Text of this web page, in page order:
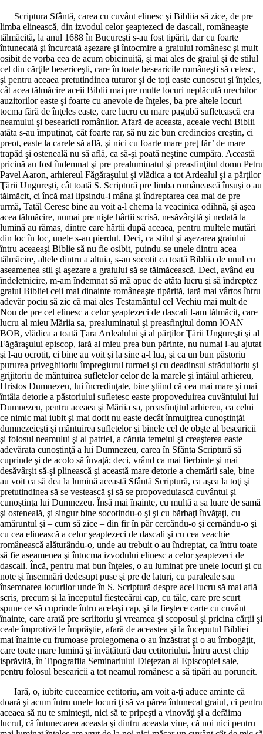
Scriptura Sfântă, carea cu cuvânt elinesc şi Bibliia să zice, de pre
limba elinească, din izvodul celor şeaptezeci de dascali, româneaşte
tălmăcită, la anul 1688 în Bucureşti s-au fost tipărit, dar cu foarte
întunecată şi încurcată aşezare şi întocmire a graiului românesc şi mult
osibit de vorba cea de acum obicinuită, şi mai ales de graiul şi de stilul
cel din cărţile besericeşti, care în toate besearicile româneşti să cetesc,
şi pentru aceaea pretutindinea tuturor şi de toţi easte cunoscut şi înţeles,
cât acea tălmăcire aceii Biblii mai pre multe locuri neplăcută urechilor
auzitorilor easte şi foarte cu anevoie de înţeles, ba pre altele locuri
tocma fără de înţeles easte, care lucru cu mare pagubă sufletească era
neamului şi besearicii românilor. Afară de aceasta, aceale vechi Biblii
atâta s-au împuţinat, cât foarte rar, să nu zic bun credincios creştin, ci
preot, easte la carele să află, şi nici cu foarte mare preţ făr’ de mare
trapăd şi osteneală nu să află, ca să-şi poată neştine cumpăra. Această
pricină au fost îndemnat şi pre prealuminatul şi preasfinţitul domn Petru
Pavel Aaron, arhiereul Făgăraşului şi vlădica a tot Ardealul şi a părţilor
Ţării Ungureşti, cât toată S. Scriptură pre limba românească însuşi o au
tălmăcit, ci încă mai lipsindu-i mâna şi îndreptarea cea mai de pre
urmă, Tatăl Ceresc bine au voit a-l chema la veacinica odihnă, şi aşea
acea tălmăcire, numai pre nişte hârtii scrisă, nesăvârşită şi nedată la
lumină au rămas, dintre care hârtii după aceaea, pentru multele mutări
din loc în loc, unele s-au pierdut. Deci, ca stilul şi aşezarea graiului
întru aceaeaşi Biblie să nu fie osibit, puindu-se unele dintru acea
tălmăcire, altele dintru a altuia, s-au socotit ca toată Bibliia de unul cu
aseamenea stil şi aşezare a graiului să se tălmăcească. Deci, având eu
îndeletnicire, m-am îndemnat să mă apuc de atâta lucru şi să îndreptez
graiul Bibliei ceii mai dinainte româneaşte tipărită, iară mai vârtos întru
adevăr pociu să zic că mai ales Testamântul cel Vechiu mai mult de
Nou de pre cel elinesc a celor şeaptezeci de dascali l-am tălmăcit, care
lucru al mieu Măriia sa, prealuminatul şi preasfinţitul domn IOAN
BOB, vlădica a toată Ţara Ardealului şi al părţilor Ţării Ungureşti şi al
Făgăraşului episcop, iară al mieu prea bun părinte, nu numai l-au ajutat
şi l-au ocrotit, ci bine au voit şi la sine a-l lua, şi ca un bun păstoriu
pururea priveghitoriu împregiurul turmei şi cu deadinsul străduitoriu şi
grijitoriu de mântuirea sufletelor celor de la marele şi întâiul arhiereu,
Hristos Dumnezeu, lui încredinţate, bine ştiind că cea mai mare şi mai
întâia detorie a păstoriului sufletesc easte propoveduirea cuvântului lui
Dumnezeu, pentru aceaea şi Măriia sa, preasfinţitul arhiereu, ca celui
ce nimic mai iubit şi mai dorit nu easte decât înmulţirea cunoştinţăi
dumnezeieşti şi mântuirea sufletelor şi binele cel de obşte al besearicii
şi folosul neamului şi al patriei, a căruia temeiul şi creaşterea easte
adevărata cunoştinţă a lui Dumnezeu, carea în Sfânta Scriptură să
cuprinde şi de acolo să învaţă; deci, vrând ca mai fierbinte şi mai
desăvârşit să-şi plinească şi această mare detorie a chemării sale, bine
au voit ca să dea la lumină această Sfântă Scriptură, ca aşea la toţi şi
pretutindinea să se vestească şi să se propoveduiască cuvântul şi
cunoştinţa lui Dumnezeu. Însă mai înainte, cu multă a sa luare de samă
şi osteneală, şi singur bine socotindu-o şi şi cu bărbaţi învăţaţi, cu
amăruntul şi – cum să zice – din fir în păr cercându-o şi cernându-o şi
cu cea elinească a celor şeaptezeci de dascali şi cu cea veachie
românească alăturându-o, unde au trebuit o au îndreptat, ca întru toate
să fie aseamenea şi întocma izvodului elinesc a celor şeaptezeci de
dascali. Încă, pentru mai bun înţeles, o au luminat pre unele locuri şi cu
note şi însemnări dedesupt puse şi pre de laturi, cu paraleale sau
însemnarea locurilor unde în S. Scriptură despre acel lucru să mai află
scris, precum şi la începutul fieştecărui cap, cu tâlc, care pre scurt
spune ce să cuprinde întru acelaşi cap, şi la fieştece carte cu cuvânt
înainte, care arată pre scriitoriu şi vreamea şi scoposul şi pricina cărţii şi
ceale împrotivă le împrăştie, afară de aceastea şi la începutul Bibliei
mai înainte cu frumoase prolegomena o au înzăstrat şi o au îmbogăţit,
care toate mare lumină şi învăţătură dau cetitoriului. Întru acest chip
isprăvită, în Tipografiia Seminariului Dieţezan al Episcopiei sale,
pentru folosul besearicii a tot neamul românesc a să tipări au poruncit.
Iară, o, iubite cucearnice cetitoriu, am voit a-ţi aduce aminte că
doară şi acum întru unele locuri ţi să va părea întunecat graiul, ci pentru
aceaea să nu te sminteşti, nici să te pripeşti a vinovăţi şi a defăima
lucrul, că întunecarea aceasta şi dintru aceasta vine, că noi nici pentru